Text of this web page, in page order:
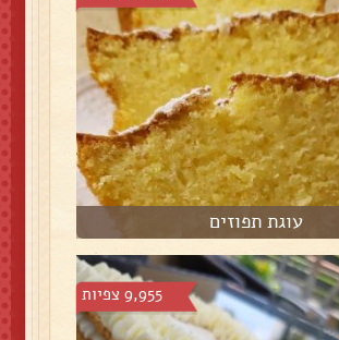
עוגת תפוזים
9,955 צפיות